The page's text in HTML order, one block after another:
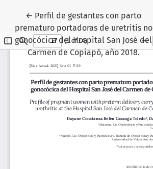
← Volver a los detalles del artículo
Perfil de gestantes con parto
prematuro portadoras de uretritis no
gonocócica del Hospital San José del
Carmen de Copiapó, año 2018.